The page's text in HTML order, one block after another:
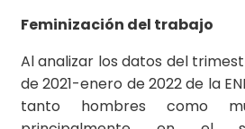
Feminización del trabajo
Al analizar los datos del
de 2021-enero de 2022 de la
tanto hombres como